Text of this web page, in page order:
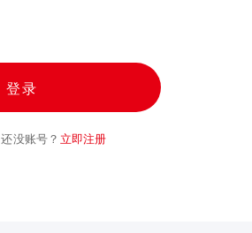
登录
还没账号？ 立即注册